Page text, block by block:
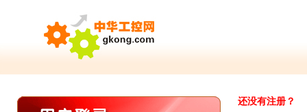
还没有注册？